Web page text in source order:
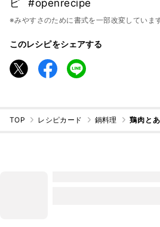
ピ
#openrecipe
※みやすさのために書式を一部改変しています
このレシピをシェアする
TOP レシピカード 鍋料理 鶏肉と